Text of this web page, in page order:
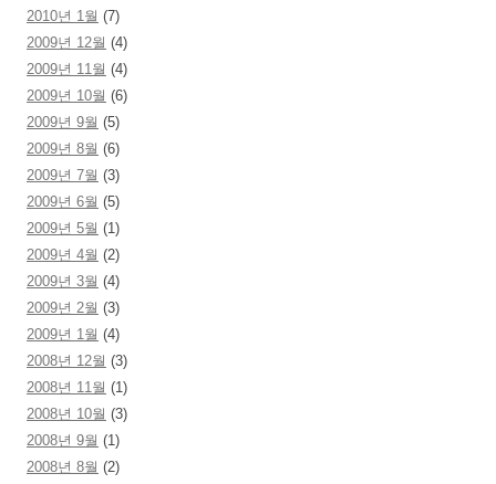
2010년 1월 (7)
2009년 12월 (4)
2009년 11월 (4)
2009년 10월 (6)
2009년 9월 (5)
2009년 8월 (6)
2009년 7월 (3)
2009년 6월 (5)
2009년 5월 (1)
2009년 4월 (2)
2009년 3월 (4)
2009년 2월 (3)
2009년 1월 (4)
2008년 12월 (3)
2008년 11월 (1)
2008년 10월 (3)
2008년 9월 (1)
2008년 8월 (2)